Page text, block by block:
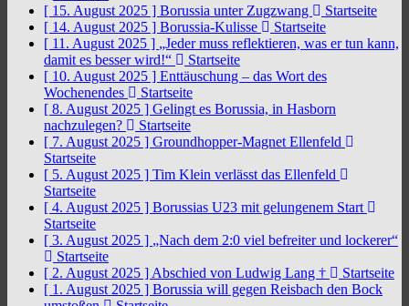
[ 15. August 2025 ] Borussia unter Zugzwang
Startseite
[ 14. August 2025 ] Borussia-Kulisse
Startseite
[ 11. August 2025 ] „Jeder muss reflektieren, was er tun kann,
damit es besser wird!“
Startseite
[ 10. August 2025 ] Enttäuschung – das Wort des
Wochenendes
Startseite
[ 8. August 2025 ] Gelingt es Borussia, in Hasborn
nachzulegen?
Startseite
[ 7. August 2025 ] Groundhopper-Magnet Ellenfeld
Startseite
[ 5. August 2025 ] Tim Klein verlässt das Ellenfeld
Startseite
[ 4. August 2025 ] Borussias U23 mit gelungenem Start
Startseite
[ 3. August 2025 ] „Nach dem 2:0 viel befreiter und lockerer“
Startseite
[ 2. August 2025 ] Abschied von Ludwig Lang †
Startseite
[ 1. August 2025 ] Borussia will gegen Reisbach den Bock